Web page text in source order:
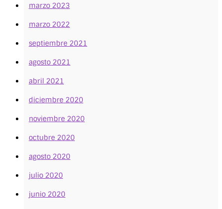
marzo 2023
marzo 2022
septiembre 2021
agosto 2021
abril 2021
diciembre 2020
noviembre 2020
octubre 2020
agosto 2020
julio 2020
junio 2020